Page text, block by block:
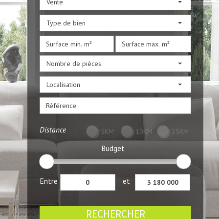
Type de bien
Nombre de pièces
Localisation
Distance 5KM 10KM 25KM
Budget
Entre et
RECHERCHER